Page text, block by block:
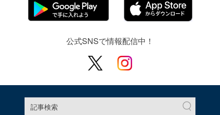
公式SNSで情報配信中！
記事検索